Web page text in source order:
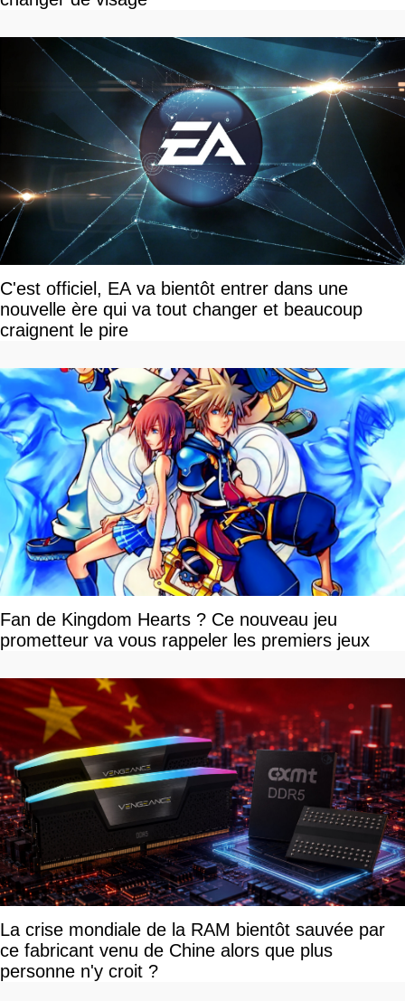
C'est officiel, EA va bientôt entrer dans une
nouvelle ère qui va tout changer et beaucoup
craignent le pire
Fan de Kingdom Hearts ? Ce nouveau jeu
prometteur va vous rappeler les premiers jeux
La crise mondiale de la RAM bientôt sauvée par
ce fabricant venu de Chine alors que plus
personne n'y croit ?